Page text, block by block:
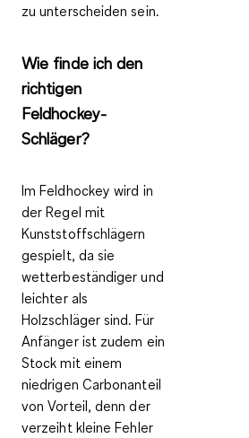
zu unterscheiden sein.
Wie finde ich den
richtigen
Feldhockey-
Schläger?
Im Feldhockey wird in
der Regel mit
Kunststoffschlägern
gespielt, da sie
wetterbeständiger und
leichter als
Holzschläger sind. Für
Anfänger ist zudem ein
Stock mit einem
niedrigen Carbonanteil
von Vorteil, denn der
verzeiht kleine Fehler